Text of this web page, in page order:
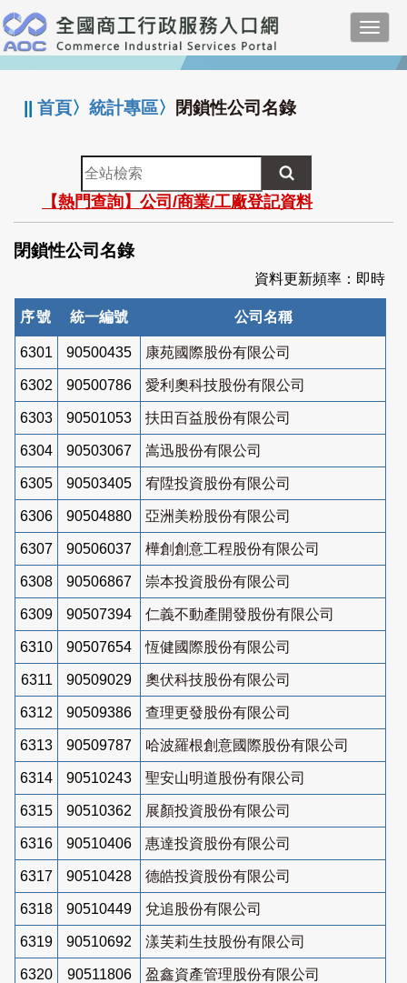
跳
到
主
要
:::
||首頁〉統計專區〉 閉鎖性公司名錄
全
站
檢
索
【熱門查詢】公司/商業/工廠登記資料
閉鎖性公司名錄
資料更新頻率：即時
序號 統一編號 公司名稱
6301 90500435 康苑國際股份有限公司
6302 90500786 愛利奧科技股份有限公司
6303 90501053 扶田百益股份有限公司
6304 90503067 嵩迅股份有限公司
6305 90503405 宥陞投資股份有限公司
6306 90504880 亞洲美粉股份有限公司
6307 90506037 樺創創意工程股份有限公司
6308 90506867 崇本投資股份有限公司
6309 90507394 仁義不動產開發股份有限公司
6310 90507654 恆健國際股份有限公司
6311 90509029 奧伏科技股份有限公司
6312 90509386 查理更發股份有限公司
6313 90509787 哈波羅根創意國際股份有限公司
6314 90510243 聖安山明道股份有限公司
6315 90510362 展顏投資股份有限公司
6316 90510406 惠達投資股份有限公司
6317 90510428 德皓投資股份有限公司
6318 90510449 兌追股份有限公司
6319 90510692 漾芙莉生技股份有限公司
6320 90511806 盈鑫資產管理股份有限公司